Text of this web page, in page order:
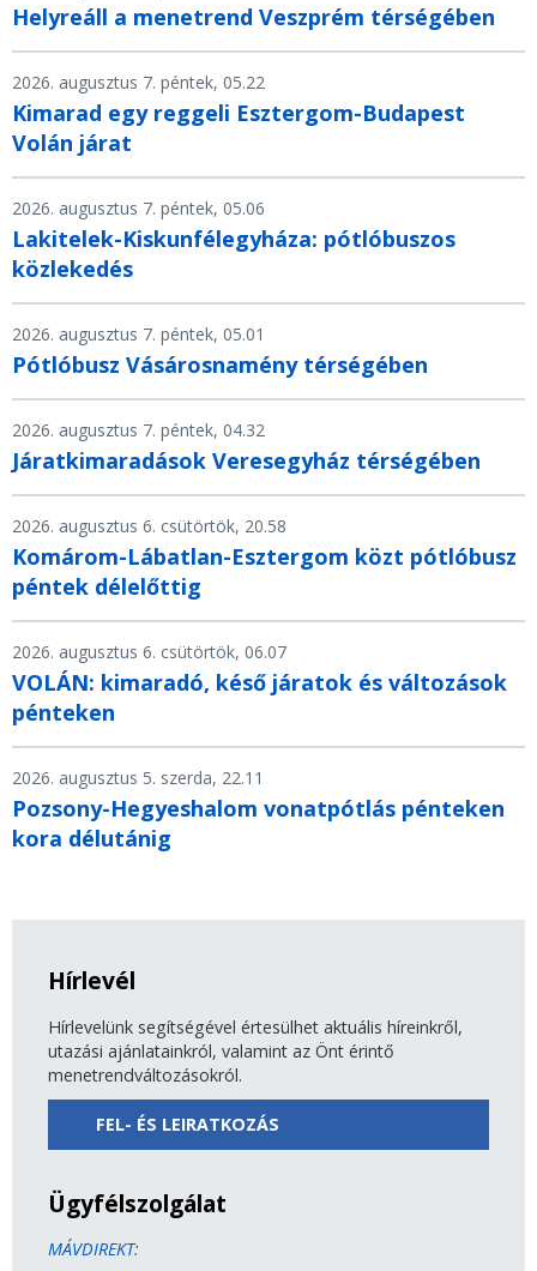
Helyreáll a menetrend Veszprém térségében
2026. augusztus 7. péntek, 05.22
Kimarad egy reggeli Esztergom-Budapest
Volán járat
2026. augusztus 7. péntek, 05.06
Lakitelek-Kiskunfélegyháza: pótlóbuszos
közlekedés
2026. augusztus 7. péntek, 05.01
Pótlóbusz Vásárosnamény térségében
2026. augusztus 7. péntek, 04.32
Járatkimaradások Veresegyház térségében
2026. augusztus 6. csütörtök, 20.58
Komárom-Lábatlan-Esztergom közt pótlóbusz
péntek délelőttig
2026. augusztus 6. csütörtök, 06.07
VOLÁN: kimaradó, késő járatok és változások
pénteken
2026. augusztus 5. szerda, 22.11
Pozsony-Hegyeshalom vonatpótlás pénteken
kora délutánig
Hírlevél
Hírlevelünk segítségével értesülhet aktuális híreinkről,
utazási ajánlatainkról, valamint az Önt érintő
menetrendváltozásokról.
FEL- ÉS LEIRATKOZÁS
Ügyfélszolgálat
MÁVDIREKT: